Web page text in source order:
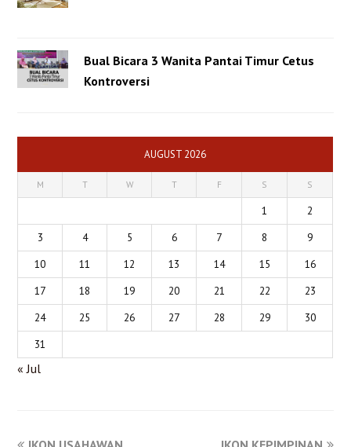
Bual Bicara 3 Wanita Pantai Timur Cetus
Kontroversi
AUGUST 2026
M T W T F S S
1
2
3
4 5 6 7 8
9
10
11 12 13 14 15
16
17
18 19 20 21 22
23
24
25 26 27 28 29
30
31
« Jul